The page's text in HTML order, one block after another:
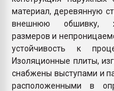
материал, деревянную
внешнюю обшивку,
размеров и
устойчивость к
Изоляционные плиты,
снабжены выступами и
расположенными в